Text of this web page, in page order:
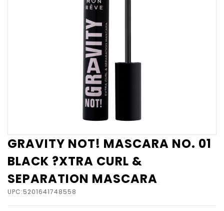
GRAVITY NOT! MASCARA NO. 01
BLACK ?XTRA CURL &
SEPARATION MASCARA
UPC:5201641748558